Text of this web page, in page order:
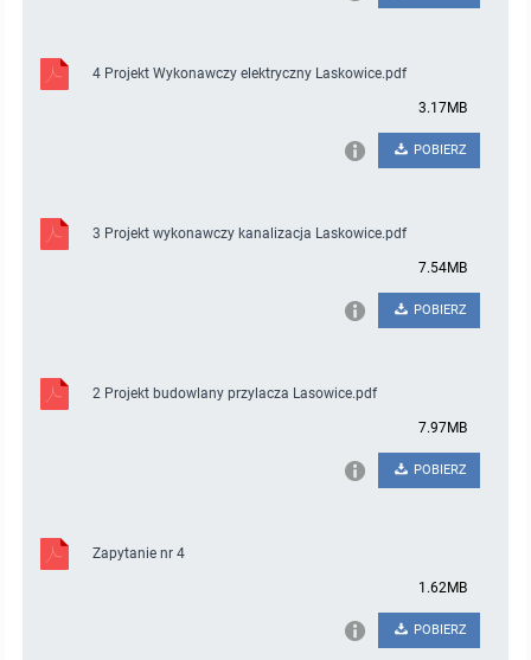
4 Projekt Wykonawczy elektryczny Laskowice.pdf
3.17MB
POBIERZ
3 Projekt wykonawczy kanalizacja Laskowice.pdf
7.54MB
POBIERZ
2 Projekt budowlany przylacza Lasowice.pdf
7.97MB
POBIERZ
Zapytanie nr 4
1.62MB
POBIERZ